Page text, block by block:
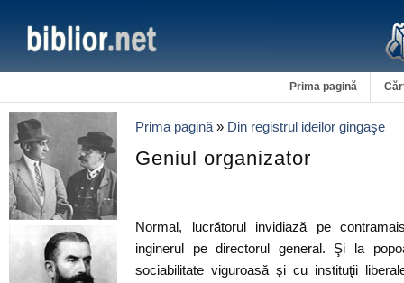
Prima pagină
Prima pagină » Din registrul ideilor gingaşe
Geniul organizator
Normal, lucrătorul invidiază pe
inginerul pe directorul general. Şi la
sociabilitate viguroasă şi cu instituţii